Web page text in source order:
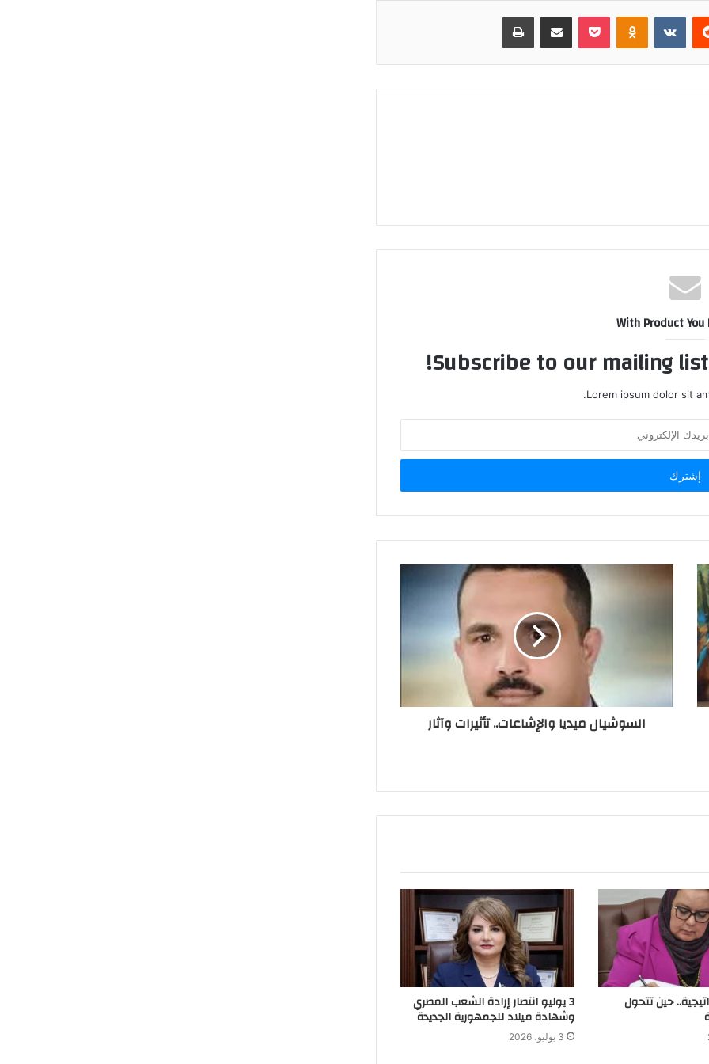
بوكيت
With Product You
Subscribe to our mailing
Lorem ipsum dolor sit
السوشيال ميديا والإشاعات.. تأثيرات وآثار
حين تتحول 3 يوليو انتصار إرادة الشعب المصري
وشهادة ميلاد للجمهورية الجديدة
3 يوليو، 2026